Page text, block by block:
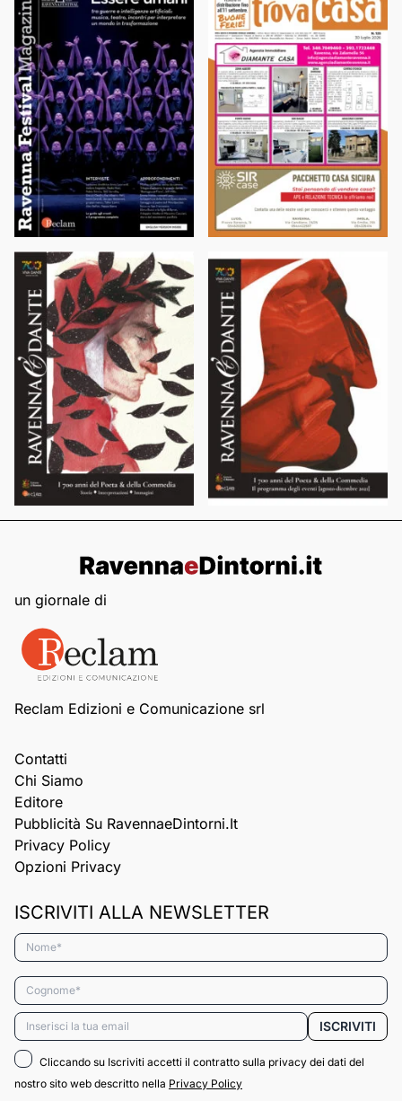
un giornale di
Reclam Edizioni e Comunicazione srl
Contatti
Chi Siamo
Editore
Pubblicità Su RavennaeDintorni.it
Privacy Policy
Opzioni Privacy
ISCRIVITI ALLA NEWSLETTER
Nome*
Cognome*
Email* ISCRIVITI
Cliccando su Iscriviti accetti il contratto sulla privacy dei dati del
nostro sito web descritto nella Privacy Policy